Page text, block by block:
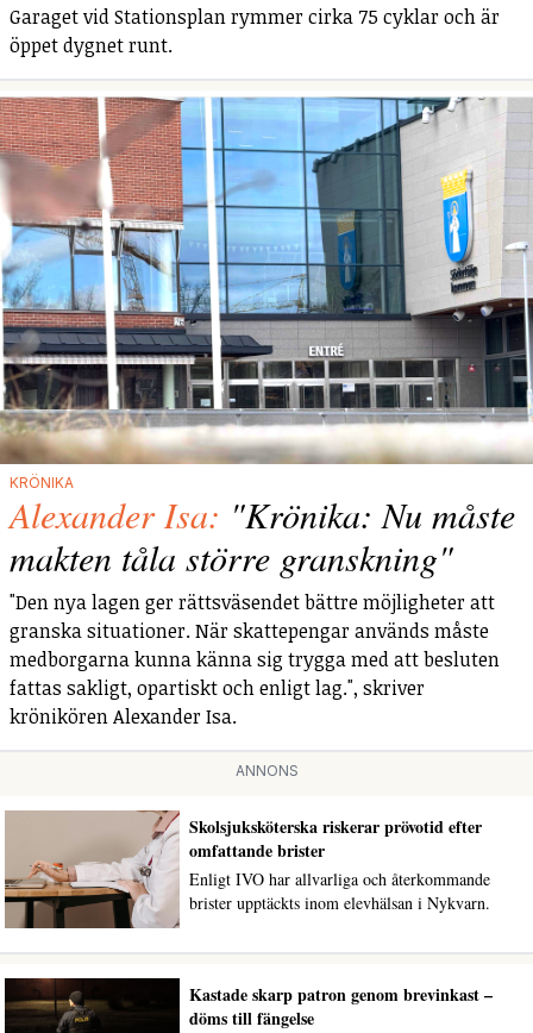
Garaget vid Stationsplan rymmer cirka 75 cyklar och är
öppet dygnet runt.
KRÖNIKA
Alexander Isa: "Krönika: Nu måste
makten tåla större granskning"
"Den nya lagen ger rättsväsendet bättre möjligheter att
granska situationer. När skattepengar används måste
medborgarna kunna känna sig trygga med att besluten
fattas sakligt, opartiskt och enligt lag.", skriver
krönikören Alexander Isa.
ANNONS
Skolsjuksköterska riskerar prövotid efter
omfattande brister
Enligt IVO har allvarliga och återkommande
brister upptäckts inom elevhälsan i Nykvarn.
Kastade skarp patron genom brevinkast –
döms till fängelse